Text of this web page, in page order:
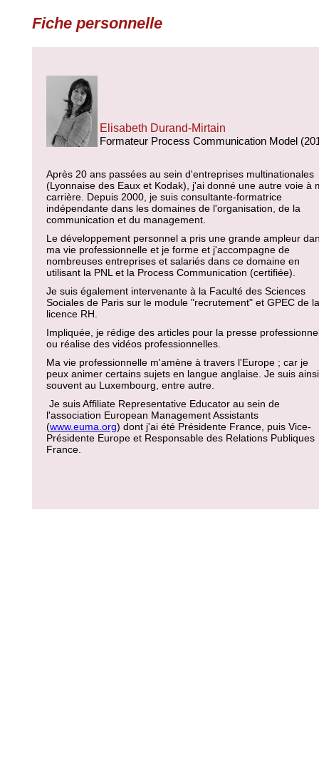
Fiche personnelle
Elisabeth Durand-Mirtain
Formateur Process Communication Model
Après 20 ans passées au sein d'entreprises multinationales
(Lyonnaise des Eaux et Kodak), j'ai donné une autre voie à
carrière. Depuis 2000, je suis consultante-formatrice
indépendante dans les domaines de l'organisation, de la
communication et du management.
Le développement personnel a pris une grande ampleur
ma vie professionnelle et je forme et j'accompagne de
nombreuses entreprises et salariés dans ce domaine en
utilisant la PNL et la Process Communication (certifiée).
Je suis également intervenante à la Faculté des Sciences
Sociales de Paris sur le module "recrutement" et GPEC de la
licence RH.
Impliquée, je rédige des articles pour la presse
ou réalise des vidéos professionnelles.
Ma vie professionnelle m'amène à travers l'Europe ; car je
peux animer certains sujets en langue anglaise. Je suis ainsi
souvent au Luxembourg, entre autre.
Je suis Affiliate Representative Educator au sein de
l'association European Management Assistants
(www.euma.org) dont j'ai été Présidente France, puis Vice-
Présidente Europe et Responsable des Relations Publiques
France.